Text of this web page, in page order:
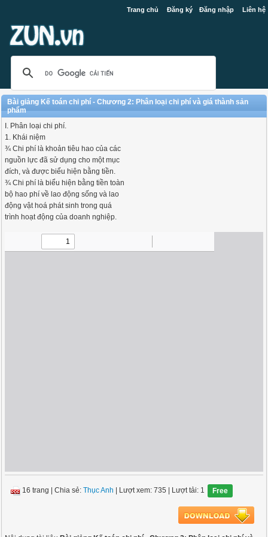
Trang chủ Đăng ký Đăng nhập Liên hệ
Bài giảng Kế toán chi phí - Chương 2: Phân loại chi phí và giá thành sản
phẩm
I. Phân loại chi phí.
1. Khái niệm
¾ Chi phí là khoản tiêu hao của các
nguồn lực đã sử dụng cho một mục
đích, và được biểu hiện bằng tiền.
¾ Chi phí là biểu hiện bằng tiền toàn
bộ hao phí về lao động sống và lao
động vật hoá phát sinh trong quá
trình hoạt động của doanh nghiệp.
16 trang |Chia sẻ:Thục Anh | Lượt xem: 735 | Lượt tải: 1 Free